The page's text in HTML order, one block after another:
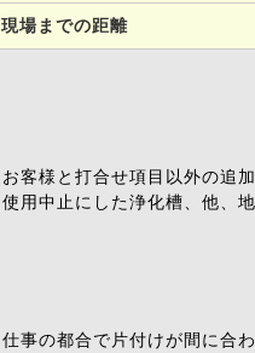
現場までの距離
お客様と打合せ項目以外の追
使用中止にした浄化槽、他、
仕事の都合で片付けが間に合